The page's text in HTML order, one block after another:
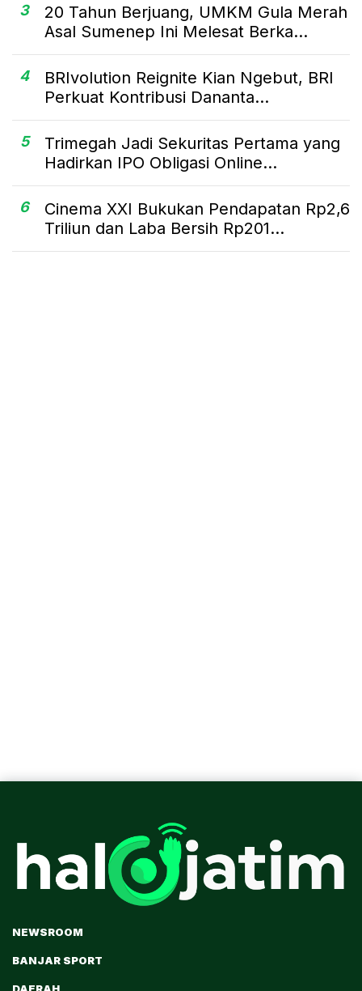
3
20 Tahun Berjuang, UMKM Gula Merah
Asal Sumenep Ini Melesat Berka...
4
BRIvolution Reignite Kian Ngebut, BRI
Perkuat Kontribusi Dananta...
5
Trimegah Jadi Sekuritas Pertama yang
Hadirkan IPO Obligasi Online...
6
Cinema XXI Bukukan Pendapatan Rp2,6
Triliun dan Laba Bersih Rp201...
NEWSROOM
BANJAR SPORT